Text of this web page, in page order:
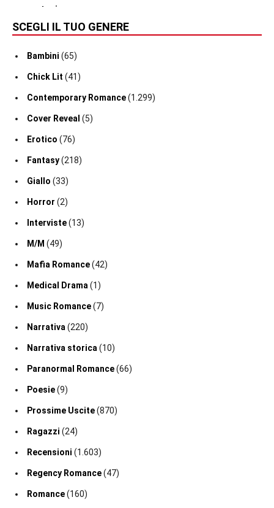
SCEGLI IL TUO GENERE
Bambini (65)
Chick Lit (41)
Contemporary Romance(1.299)
Cover Reveal (5)
Erotico (76)
Fantasy(218)
Giallo (33)
Horror (2)
Interviste(13)
M/M (49)
Mafia Romance(42)
Medical Drama (1)
Music Romance(7)
Narrativa (220)
Narrativa storica (10)
Paranormal Romance(66)
Poesie(9)
Prossime Uscite(870)
Ragazzi (24)
Recensioni (1.603)
Regency Romance(47)
Romance(160)